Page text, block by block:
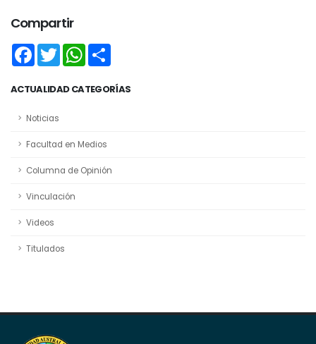
Compartir
Facebook
TwitterWhatsApp
ACTUALIDAD CATEGORÍAS
Noticias
Facultad en Medios
Columna de Opinión
Vinculación
Videos
Titulados